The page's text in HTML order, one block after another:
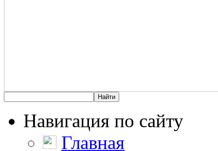
Навигация по сайту
Главная